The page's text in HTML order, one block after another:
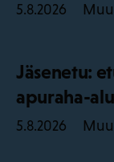
5.8.2026
Jäsenetu:
apuraha-
5.8.2026